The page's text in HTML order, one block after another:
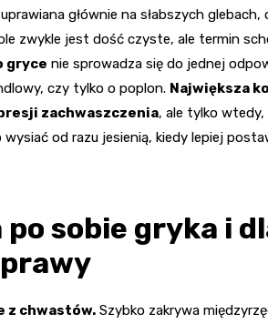
głównie na słabszych
zwykle jest dość czyste, ale termin
gryce nie sprowadza się do jednej
czy tylko o poplon. Największa
zachwaszczenia, ale tylko wtedy,
wysiać od razu jesienią, kiedy lepiej
po sobie gryka i
z chwastów. Szybko zakrywa